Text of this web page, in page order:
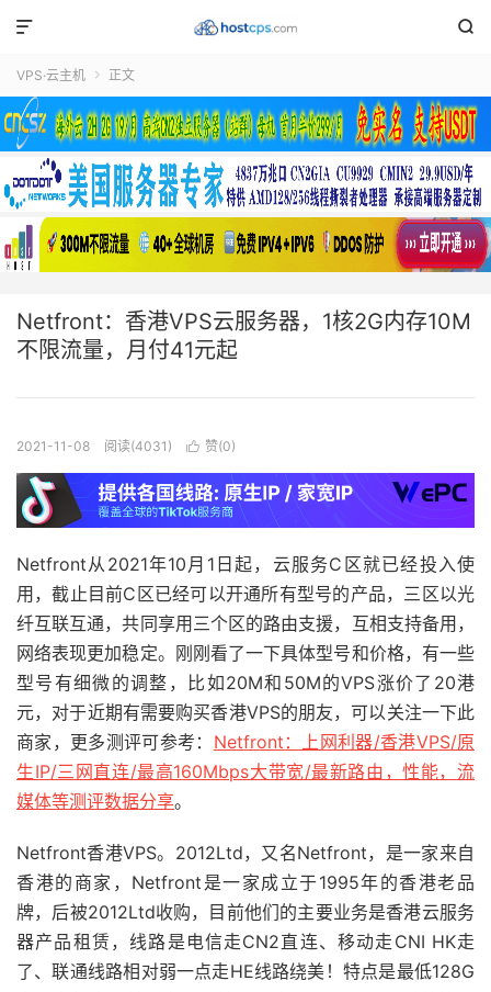


VPS·云主机  正文
Netfront：香港VPS云服务器，1核2G内存10M
不限流量，月付41元起
2021-11-08 阅读(4031)  赞(0)
Netfront从2021年10月1日起，云服务C区就已经投入使
用，截止目前C区已经可以开通所有型号的产品，三区以光
纤互联互通，共同享用三个区的路由支援，互相支持备用，
网络表现更加稳定。刚刚看了一下具体型号和价格，有一些
型号有细微的调整，比如20M和50M的VPS涨价了20港
元，对于近期有需要购买香港VPS的朋友，可以关注一下此
商家，更多测评可参考： Netfront：上网利器/香港VPS/原
生IP/三网直连/最高160Mbps大带宽/最新路由，性能，流
媒体等测评数据分享。
Netfront香港VPS。2012Ltd，又名Netfront，是一家来自
香港的商家，Netfront是一家成立于1995年的香港老品
牌，后被2012Ltd收购，目前他们的主要业务是香港云服务
器产品租赁，线路是电信走CN2直连、移动走CNI HK走
了、联通线路相对弱一点走HE线路绕美！特点是最低128G